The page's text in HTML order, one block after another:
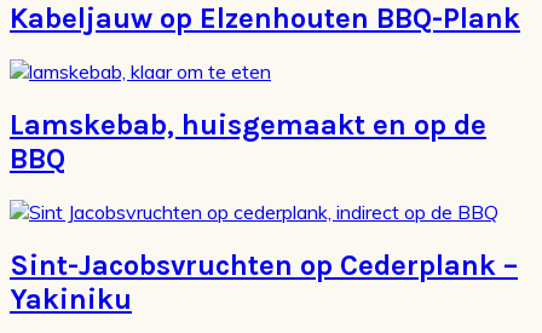
Kabeljauw op Elzenhouten BBQ-Plank
Lamskebab, huisgemaakt en op de
BBQ
Sint-Jacobsvruchten op Cederplank –
Yakiniku